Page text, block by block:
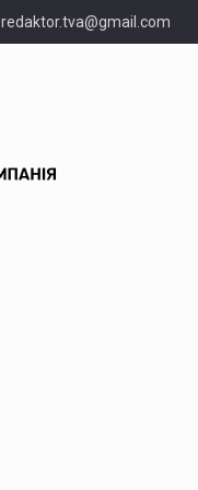
redaktor.tva@gmail.com